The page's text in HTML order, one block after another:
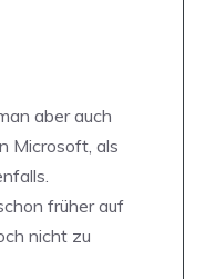
aber auch
Microsoft, als
früher auf
nicht zu